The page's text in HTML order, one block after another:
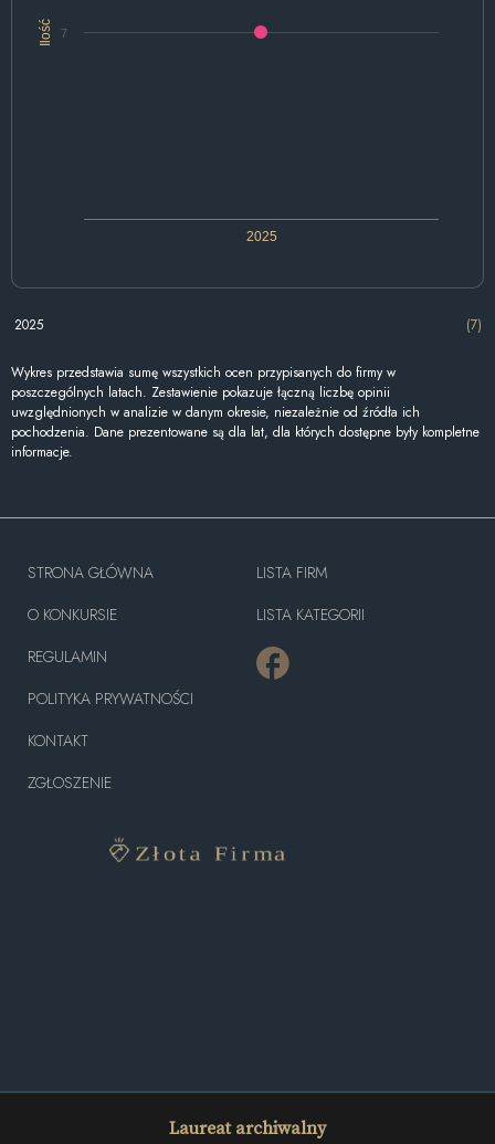
Ilość
2025
7
2025 (7)
Wykres przedstawia sumę wszystkich ocen przypisanych do firmy w
poszczególnych latach. Zestawienie pokazuje łączną liczbę opinii
uwzględnionych w analizie w danym okresie, niezależnie od źródła ich
pochodzenia. Dane prezentowane są dla lat, dla których dostępne były kompletne
informacje.
Laureat archiwalny
STRONA GŁÓWNA
O KONKURSIE
REGULAMIN
POLITYKA PRYWATNOŚCI
KONTAKT
ZGŁOSZENIE
LISTA FIRM
LISTA KATEGORII